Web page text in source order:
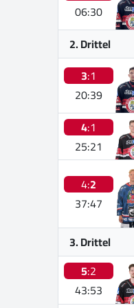
06:30
2. Drittel
3:1
20:39
4:1
25:21
4:2
37:47
3. Drittel
5:2
43:53